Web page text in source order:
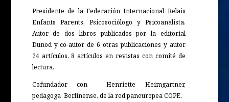
Presidente de la Federación Internacional Relais
Enfants Parents, Psicosociólogo y Psicoanalista.
Autor de dos libros publicados por la editorial
Dunod y co-autor de 6 otras publicaciones y autor
24 artículos, 8 artículos en revistas con comité de
lectura.
Cofundador con Henriette Heimgartner,
pedagoga Berlinense, de la red paneuropea COPE.